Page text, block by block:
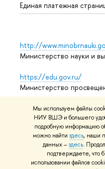
Мы используем файлы
НИУ ВШЭ и большего
подробную информацию
можно найти здесь, наши
данных –здесь.
подтверждаете, что
использовании файлов
Единая платежная
http://
Министерство науки и
https://edu.gov.ru/
Министерство
https://elearning.hse.ru/
Массовые открытые
© НИУ ВШЭ 1993–2026
Адреса и контактыКарта